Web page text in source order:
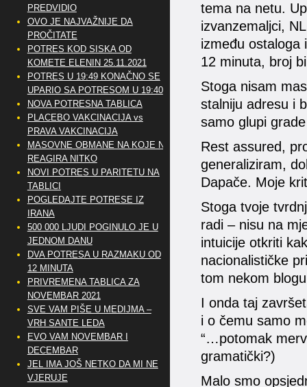
tema na netu.
izvanzemaljci,
između ostaloga
12 minuta, broj
Stoga nisam
stalniju adresu i
samo glupi
Rest assured,
generaliziram,
Dapače. Moje
Stoga tvoje
radi – nisu na
intuicije otkriti
nacionalističke
tom nekom
I onda taj
i o čemu samo
“…potomak
gramatički?)
Malo smo
PREDVIDIO
OVO JE NAJVAŽNIJE DA
PROČITATE
POTRES KOD SISKA OD
KOMETE ELENIN 25.11.2021
POTRES U 19:49 KONAČNO SE
UPARIO SA POTRESOM U 19:40
NOVA POTRESNA TABLICA
PLACEBO VAKCINACIJA vs
PRAVA VAKCINACIJA
MASOVNE OBMANE NA KOJE NE
REAGIRA NITKO
NOVI POTRES U PARITETU NA
TABLICI
POGLEDAJTE POTRESE IZ
IRANA
500 000 LJUDI POGINULO JE U
JEDNOM DANU
DVA POTRESA U RAZMAKU OD
12 MINUTA
PRIVREMENA TABLICA ZA
NOVEMBAR 2021
SVE VAM PIŠE U MEDIJMA –
VRH SANTE LEDA
EVO VAM NOVEMBAR I
DECEMBAR
JEL IMA JOŠ NETKO DA MI NE
VJERUJE